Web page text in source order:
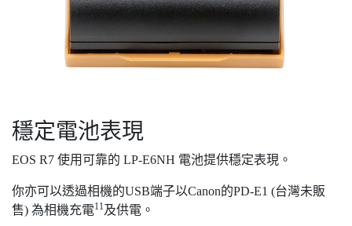
穩定電池表現
EOS R7 使用可靠的 LP-E6NH 電池提供穩定表現。
你亦可以透過相機的USB端子以Canon的PD-E1 (台灣未販
售) 為相機充電11 及供電。